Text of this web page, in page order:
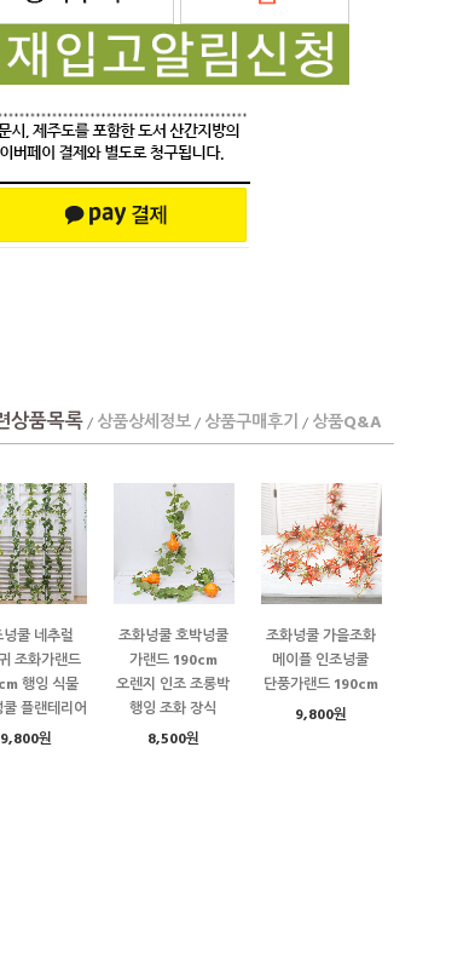
상품목록/ 상품상세정보/ 상품구매후기 / 상품Q&A
넝쿨 네추럴
조화가랜드
행잉 식물
플랜테리어
9,800원
조화넝쿨 호박넝쿨
가랜드 190cm
오렌지 인조 조롱박
행잉 조화 장식
8,500원
조화넝쿨 가을조화
메이플 인조넝쿨
단풍가랜드 190cm
9,800원